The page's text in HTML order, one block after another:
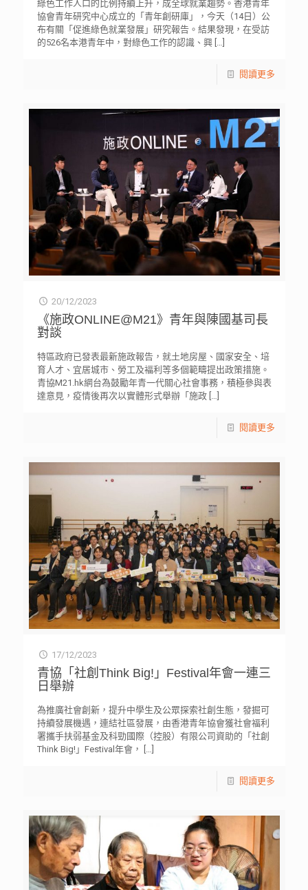
綠色工作人口的比例持續上升，成全球就業趨勢。香港青年
協會青年研究中心成立的「青年創研庫」，今天（14日）公
布有關「促進綠色就業發展」研究報告。結果發現，在受訪
的526名本港青年中，對綠色工作的認識、興[…]
閱讀更多
20/12/2023
《施政ONLINE@M21》青年與陳國基司長
對談
特區政府已發表最新施政報告，就土地房屋、國家安全、培
育人才、宜居城市、勞工及褔利等多個範疇提出政策措施。
青協M21.hk網台為鼓勵年青一代關心社會事務，積極參與表
達意見，疫情後再次以實體形式舉辦「施政[…]
閱讀更多
17/12/2023
青協「社創Think Big!」Festival年會一連三
日舉辦
為推廣社會創新，提升中學生及公眾探索社創生態，發掘可
持續發展機遇，連結社區發展，由香港青年協會獲社會福利
署攜手扶弱基金及科勁國際（控股）有限公司資助的「社創
Think Big!」Festival年會，
[…]
閱讀更多